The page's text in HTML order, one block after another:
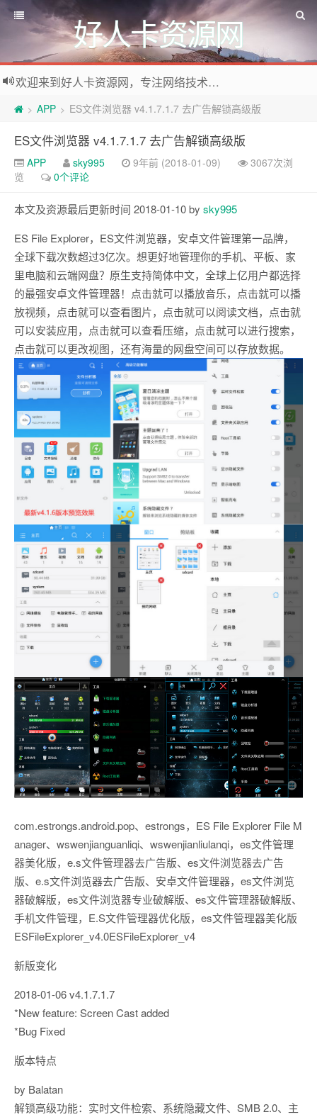
好人卡资源网
欢迎来到好人卡资源网，专注网络技术资源收集，我们不仅是网络资源的搬运工，也生产原创资源。寻找资源请留言或关注公众号:烈日下的男人
> APP > ES文件浏览器 v4.1.7.1.7 去广告解锁高级版
ES文件浏览器 v4.1.7.1.7 去广告解锁高级版
APP sky995 9年前 (2018-01-09)
3067次浏
览
0个评论
本文及资源最后更新时间 2018-01-10 by sky995
ES File Explorer，ES文件浏览器，安卓文件管理第一品牌，
全球下载次数超过3亿次。想更好地管理你的手机、平板、家
里电脑和云端网盘？原生支持简体中文，全球上亿用户都选择
的最强安卓文件管理器！点击就可以播放音乐，点击就可以播
放视频，点击就可以查看图片，点击就可以阅读文档，点击就
可以安装应用，点击就可以查看压缩，点击就可以进行搜索，
点击就可以更改视图，还有海量的网盘空间可以存放数据。
com.estrongs.android.pop、estrongs，ES File Explorer File M
anager、wswenjianguanliqi、wswenjianliulanqi，es文件管理
器美化版，e.s文件管理器去广告版、es文件浏览器去广告
版、e.s文件浏览器去广告版、安卓文件管理器，es文件浏览
器破解版，es文件浏览器专业破解版、es文件管理器破解版、
手机文件管理，E.S文件管理器优化版，es文件管理器美化版
ESFileExplorer_v4.0ESFileExplorer_v4
新版变化
2018-01-06 v4.1.7.1.7
*New feature: Screen Cast added
*Bug Fixed
版本特点
by Balatan
解锁高级功能：实时文件检索、系统隐藏文件、SMB 2.0、主